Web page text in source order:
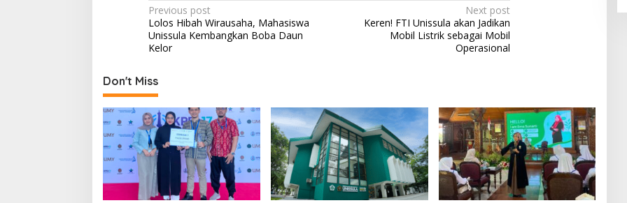
Post
navigation
Previous post
Lolos Hibah Wirausaha, Mahasiswa
Unissula Kembangkan Boba Daun
Kelor
Next post
Keren! FTI Unissula akan Jadikan
Mobil Listrik sebagai Mobil
Operasional
Don't Miss